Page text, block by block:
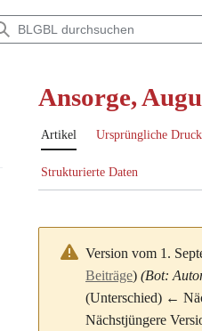
Ansorge,
Artikel Ursprüngliche
Strukturierte Daten
Version vom 1.
Beiträge) (Bot:
(Unterschied) ←
Nächstjüngere